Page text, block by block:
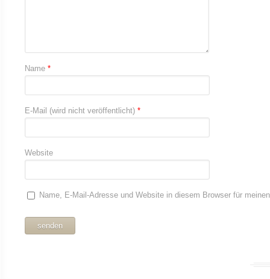
Name *
E-Mail (wird nicht veröffentlicht) *
Website
Name, E-Mail-Adresse und Website in diesem Browser für